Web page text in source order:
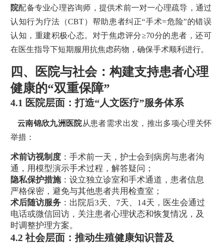
院配备专业心理咨询师，提供术前一对一心理疏导，通过
认知行为疗法（CBT）帮助患者纠正“手术=危险”的错误
认知，重建积极心态。对于焦虑评分≥70分的患者，还可
在医生指导下短期服用抗焦虑药物，确保手术顺利进行。
四、医院与社会：构建支持患者心理
健康的“双重保障”
4.1 医院层面：打造“人文医疗”服务体系
云南锦欣九洲医院从患者需求出发，推出多项心理关怀
举措：
术前访视制度 ：手术前一天，护士会到病房与患者沟
通，用模型演示手术过程，解答疑问；
隐私保护措施：设立独立诊室和手术通道，患者信息
严格保密，避免与其他患者共用检查室；
术后随访服务 ：出院后3天、7天、14天，医生会通过
电话或微信回访，关注患者心理状态和恢复情况，及
时调整护理方案。
4.2 社会层面：推动生殖健康知识普及